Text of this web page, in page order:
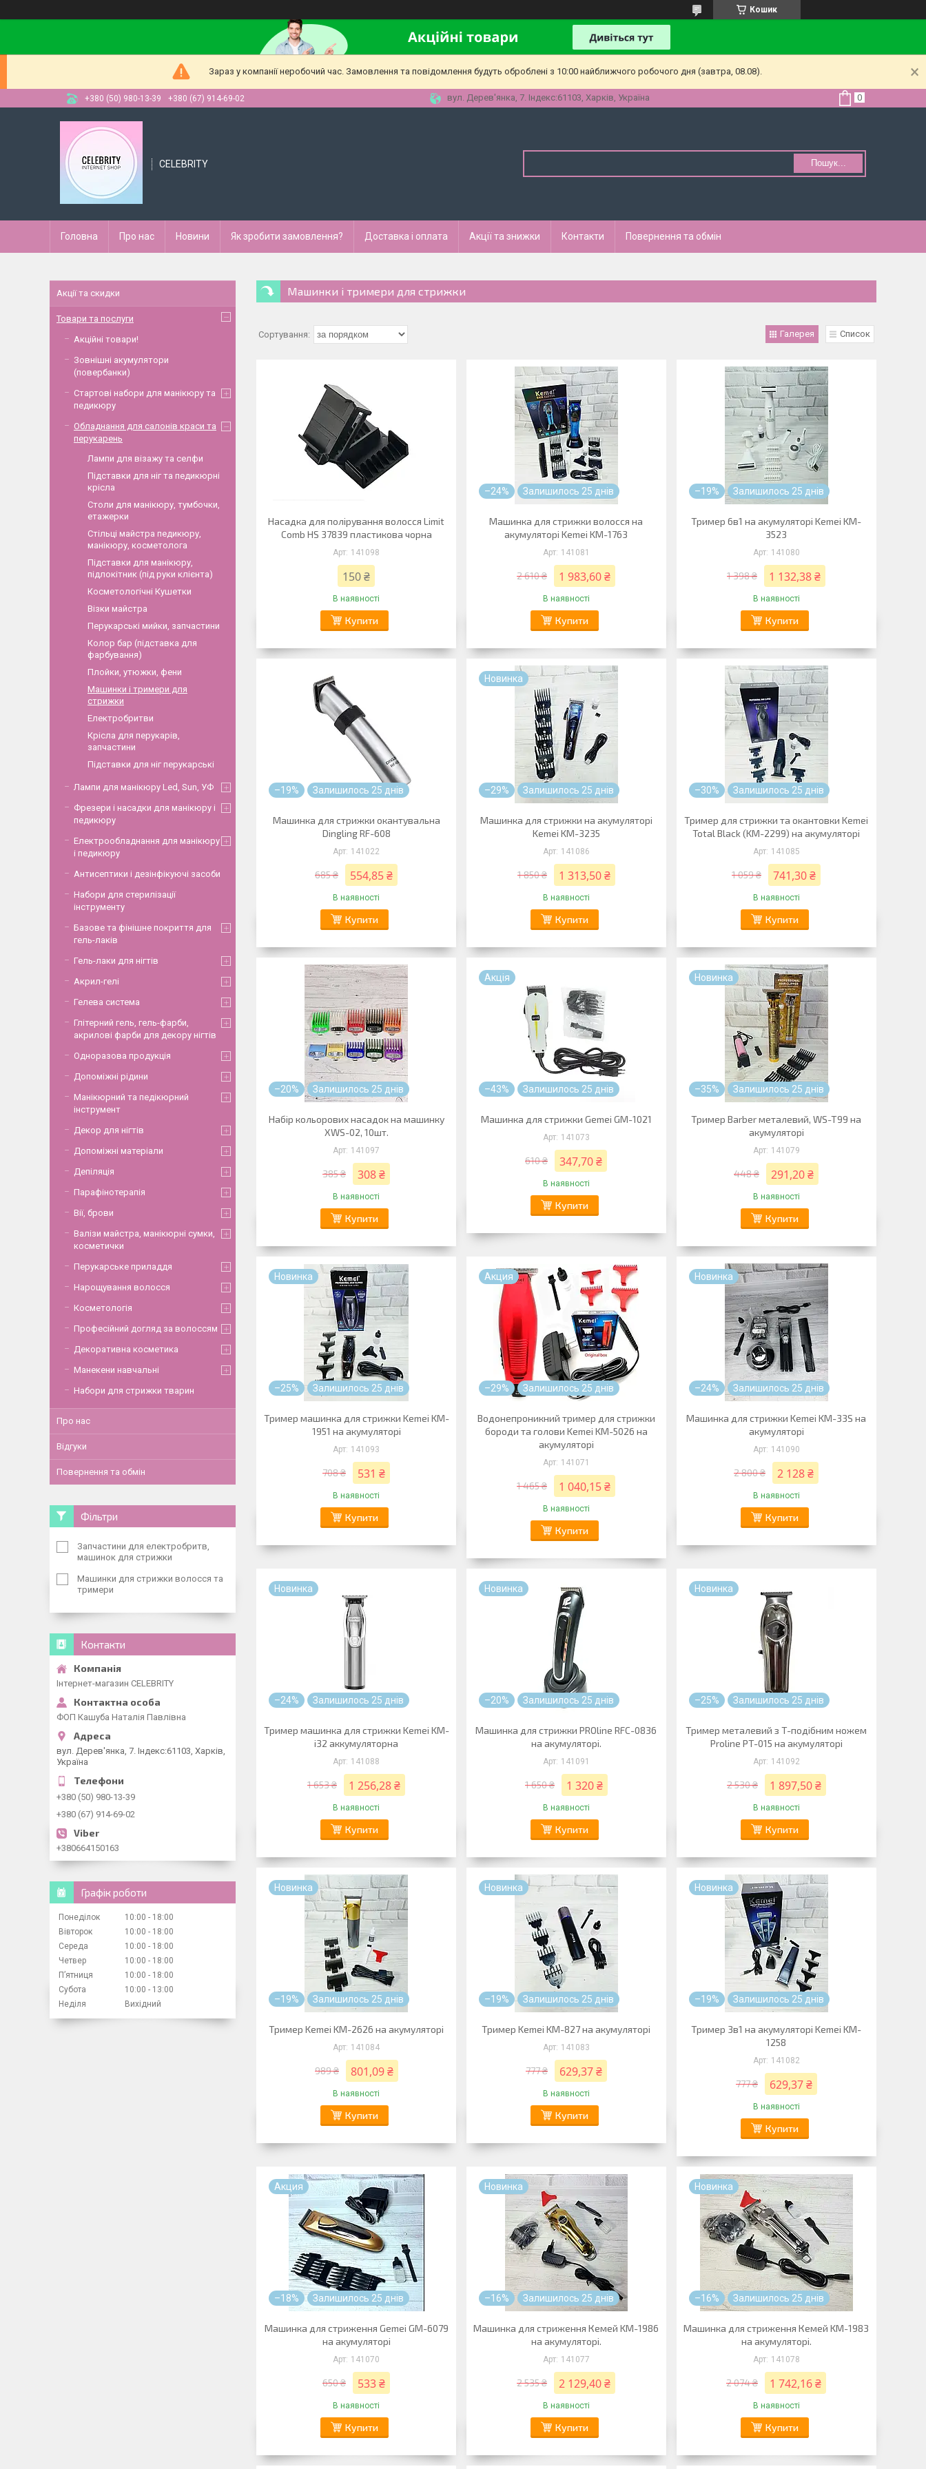
Кошик
Зараз у компанії неробочий час. Замовлення та повідомлення будуть оброблені з 10:00 найближчого робочого дня (завтра, 08.08).
+380 (50) 980-13-39 +380 (67) 914-69-02 вул. Дерев'янка, 7. Індекс:61103, Харків, Україна
CELEBRITY Пошук...
Головна Про нас Новини Як зробити замовлення? Доставка і оплата Акції та знижки Контакти Повернення та обмін
Машинки і тримери для стрижки
Галерея Список
Насадка для полірування волосся Limit
Comb HS 37839 пластикова чорна
141098
150 ₴
В наявності
Купити
–24% Залишилось 25 днів
Машинка для стрижки волосся на
акумуляторі Kemei KM-1763
141081
2 610 ₴ 1 983,60 ₴
В наявності
Купити
–19% Залишилось 25 днів
Тример 6в1 на акумуляторі Kemei KM-
3523
141080
1 398 ₴ 1 132,38 ₴
В наявності
Купити
–19% Залишилось 25 днів
Машинка для стрижки окантувальна
Dingling RF-608
141022
685 ₴ 554,85 ₴
В наявності
Купити
Новинка
–29% Залишилось 25 днів
Машинка для стрижки на акумуляторі
Kemei KM-3235
141086
1 850 ₴ 1 313,50 ₴
В наявності
Купити
–30% Залишилось 25 днів
Тример для стрижки та окантовки Kemei
Total Black (KM-2299) на акумуляторі
141085
1 059 ₴ 741,30 ₴
В наявності
Купити
–20% Залишилось 25 днів
Набір кольорових насадок на машинку
XWS-02, 10шт.
141097
385 ₴ 308 ₴
В наявності
Купити
Акція
–43% Залишилось 25 днів
Машинка для стрижки Gemei GM-1021
141073
610 ₴ 347,70 ₴
В наявності
Купити
Новинка
–35% Залишилось 25 днів
Тример Barber металевий, WS-T99 на
акумуляторі
141079
448 ₴ 291,20 ₴
В наявності
Купити
Новинка
–25% Залишилось 25 днів
Тример машинка для стрижки Kemei KM-
1951 на акумуляторі
141093
708 ₴ 531 ₴
В наявності
Купити
Акция
–29% Залишилось 25 днів
Водонепроникний тример для стрижки
бороди та голови Kemei KM-5026 на
акумуляторі
141071
1 465 ₴ 1 040,15 ₴
В наявності
Купити
Новинка
–24% Залишилось 25 днів
Машинка для стрижки Kemei KM-33S на
акумуляторі
141090
2 800 ₴ 2 128 ₴
В наявності
Купити
Новинка
–24% Залишилось 25 днів
Тример машинка для стрижки Kemei KM-
i32 аккумуляторна
141088
1 653 ₴ 1 256,28 ₴
В наявності
Купити
Новинка
–20% Залишилось 25 днів
Машинка для стрижки PROline RFC-0836
на акумуляторі.
141091
1 650 ₴ 1 320 ₴
В наявності
Купити
Новинка
–25% Залишилось 25 днів
Тример металевий з T-подібним ножем
Proline PT-015 на акумуляторі
141092
2 530 ₴ 1 897,50 ₴
В наявності
Купити
Новинка
–19% Залишилось 25 днів
Тример Kemei KM-2626 на акумуляторі
141084
989 ₴ 801,09 ₴
В наявності
Купити
Новинка
–19% Залишилось 25 днів
Тример Kemei KM-827 на акумуляторі
141083
777 ₴ 629,37 ₴
В наявності
Купити
Новинка
–19% Залишилось 25 днів
Тример 3в1 на акумуляторі Kemei KM-
1258
141082
777 ₴ 629,37 ₴
В наявності
Купити
Акция
–18% Залишилось 25 днів
Машинка для стриження Gemei GM-6079
на акумуляторі
141070
650 ₴ 533 ₴
В наявності
Купити
Новинка
–16% Залишилось 25 днів
Машинка для стриження Кемей KM-1986
на акумуляторі.
141077
2 535 ₴ 2 129,40 ₴
В наявності
Купити
Новинка
–16% Залишилось 25 днів
Машинка для стриження Кемей KM-1983
на акумуляторі.
141078
2 074 ₴ 1 742,16 ₴
В наявності
Купити
Акції та скидки
Товари та послуги
Акційні товари!
Зовнішні акумулятори
(повербанки)
Стартові набори для манікюру та
педикюру
Обладнання для салонів краси та
перукарень
Лампи для візажу та селфи
Підставки для ніг та педикюрні
крісла
Столи для манікюру, тумбочки,
етажерки
Стільці майстра педикюру,
манікюру, косметолога
Підставки для манікюру,
підлокітник (під руки клієнта)
Косметологічні Кушетки
Візки майстра
Перукарські мийки, запчастини
Колор бар (підставка для
фарбування)
Плойки, утюжки, фени
Машинки і тримери для
стрижки
Електробритви
Крісла для перукарів,
запчастини
Підставки для ніг перукарські
Лампи для манікюру Led, Sun, УФ
Фрезери і насадки для манікюру і
педикюру
Електрообладнання для манікюру
і педикюру
Антисептики і дезінфікуючі засоби
Набори для стерилізації
інструменту
Базове та фінішне покриття для
гель-лаків
Гель-лаки для нігтів
Акрил-гелі
Гелева система
Глітерний гель, гель-фарби,
акрилові фарби для декору нігтів
Одноразова продукція
Допоміжні рідини
Манікюрний та педікюрний
інструмент
Декор для нігтів
Допоміжні матеріали
Депіляція
Парафінотерапія
Вії, брови
Валізи майстра, манікюрні сумки,
косметички
Перукарське приладдя
Нарощування волосся
Косметологія
Професійний догляд за волоссям
Декоративна косметика
Манекени навчальні
Набори для стрижки тварин
Про нас
Відгуки
Повернення та обмін
Фільтри
Запчастини для електробритв,
машинок для стрижки
Машинки для стрижки волосся та
тримери
Контакти
Інтернет-магазин CELEBRITY
ФОП Кашуба Наталія Павлівна
вул. Дерев'янка, 7. Індекс:61103, Харків,
Україна
+380 (50) 980-13-39
+380 (67) 914-69-02
+380664150163
Графік роботи
Понеділок 10:00
18:00
Вівторок
10:00
18:00
Середа
10:00
18:00
Четвер
10:00
18:00
Пʼятниця
10:00
18:00
Субота
10:00
13:00
Неділя
Вихідний